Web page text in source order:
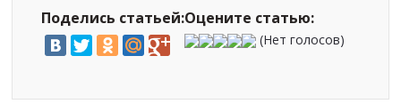
Поделись статьей:Оцените статью:
(Нет голосов)